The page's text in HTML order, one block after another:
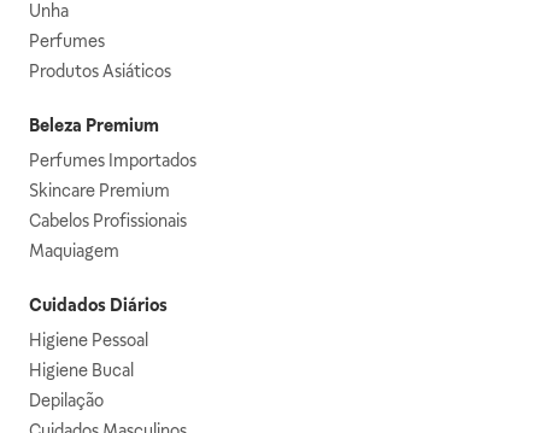
Unha
Perfumes
Produtos Asiáticos
Beleza Premium
Perfumes Importados
Skincare Premium
Cabelos Profissionais
Maquiagem
Cuidados Diários
Higiene Pessoal
Higiene Bucal
Depilação